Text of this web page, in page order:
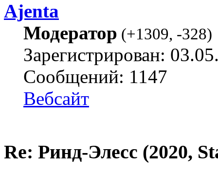
Ajenta
Модератор (+1309, -328)
Зарегистрирован:
Сообщений: 1147
Вебсайт
Re: Ринд-Элесс (2020,